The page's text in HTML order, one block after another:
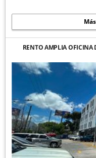
RENTO AMPLIA OFICINA